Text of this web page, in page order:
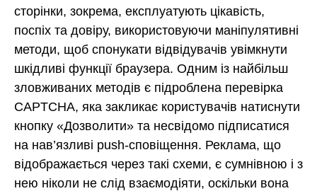
сторінки, зокрема, експлуатують цікавість,
поспіх та довіру, використовуючи маніпулятивні
методи, щоб спонукати відвідувачів увімкнути
шкідливі функції браузера. Одним із найбільш
зловживаних методів є підроблена перевірка
CAPTCHA, яка закликає користувачів натиснути
кнопку «Дозволити» та несвідомо підписатися
на нав’язливі push-сповіщення. Реклама, що
відображається через такі схеми, є сумнівною і з
нею ніколи не слід взаємодіяти, оскільки вона